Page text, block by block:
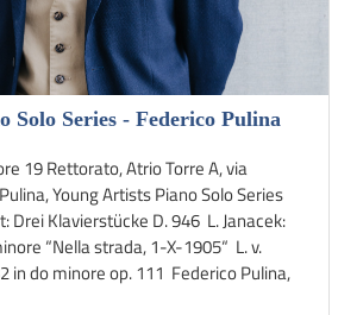
Solo Series - Federico Pulina
19 Rettorato, Atrio Torre A, via
Young Artists Piano Solo Series
Drei Klavierstücke D. 946 L. Janacek:
“Nella strada, 1-X-1905“ L. v.
in do minore op. 111 Federico Pulina,